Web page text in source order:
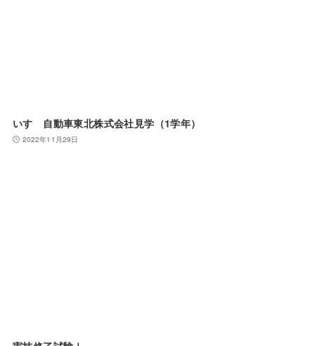
いすゞ自動車東北株式会社見学（1学年）
2022年11月29日